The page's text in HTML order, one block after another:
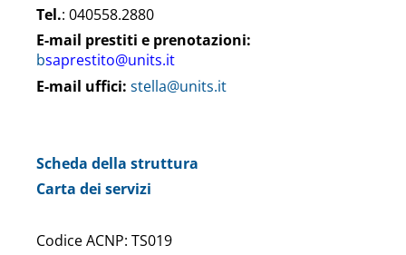
Tel.: 040558.2880
E-mail prestiti e prenotazioni:
bsaprestito@units.it
E-mail uffici: stella@units.it
Scheda della struttura
Carta dei servizi
Codice ACNP: TS019